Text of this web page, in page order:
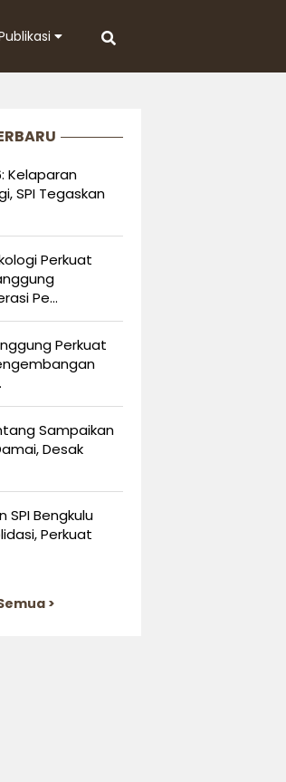
Kelaparan
SPI Tegaskan
Perkuat
Pe...
Perkuat
Sampaikan
Desak
SPI Bengkulu
Perkuat
>